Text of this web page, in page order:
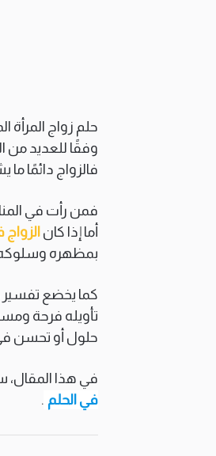
حلم زواج المرأة
وفقًا للعديد من
فالزواج دائمًا ما
فمن رأت في
أما إذا كان الزواج
بمظهره
كما يخضع تفسير
تأويله فرحة
حلول أو تحسن في
في هذا المقال،
في الحلم .